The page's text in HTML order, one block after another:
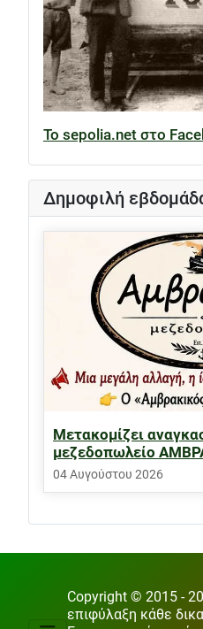
Το sepolia.net στο
Δημοφιλή
Μετακομίζει
μεζεδοπωλείο
04 Αυγούστου 2026
Copyright © 2015 -
επιφύλαξη κάθε